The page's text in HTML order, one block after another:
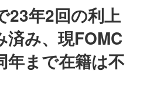
23年2回の利上
済み、現FOMC
年まで在籍は不